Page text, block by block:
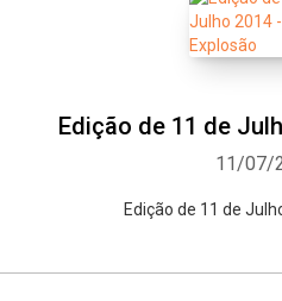
Edição de 11 de
11/07/
Edição de 11 de